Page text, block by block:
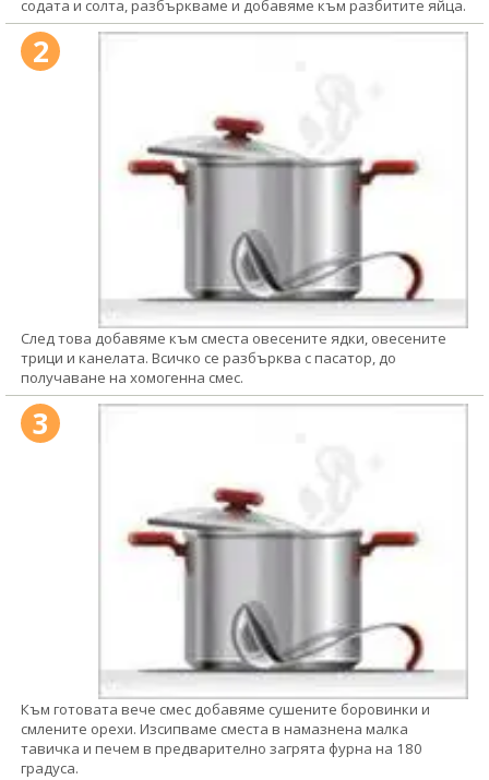
содата и солта, разбъркваме и добавяме към разбитите яйца.
2
След това добавяме към сместа овесените ядки, овесените
трици и канелата. Всичко се разбърква с пасатор, до
получаване на хомогенна смес.
3
Към готовата вече смес добавяме сушените боровинки и
смлените орехи. Изсипваме сместа в намазнена малка
тавичка и печем в предварително загрята фурна на 180
градуса.